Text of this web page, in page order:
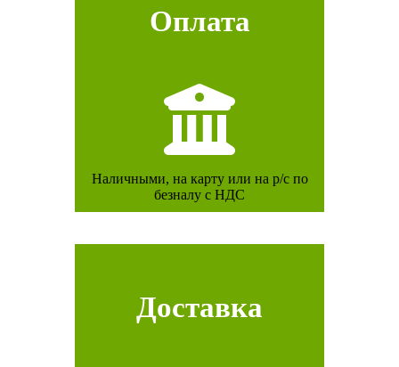
Оплата
Наличными, на карту или на р/с по
безналу с НДС
Доставка